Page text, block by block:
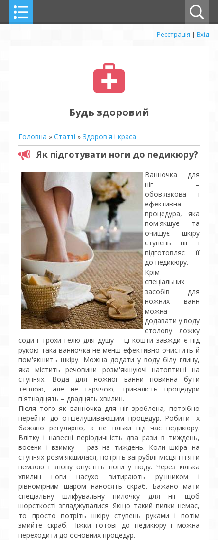
Реєстрація | Вхід
Будь здоровий
Головна » Статті » Здоров'я і краса
Як підготувати ноги до педикюру?
Ванночка для
ніг –
обов'язкова і
ефективна
процедура, яка
пом'якшує та
очищує шкіру
ступень ніг і
підготовляє її
до педикюру.
Крім
спеціальних
засобів для
ножних ванн
можна
додавати у воду
столову ложку
соди і трохи гелю для душу – ці кошти завжди є під
рукою така ванночка не менш ефективно очистить й
пом'якшить шкіру. Можна додати у воду білу глину,
яка містить речовини розм'якшуючі натоптиші на
ступнях. Вода для ножної ванни повинна бути
теплою, але не гарячою, тривалість процедури
п'ятнадцять – двадцять хвилин.
Після того як ванночка для ніг зроблена, потрібно
перейти до отшелушивающим процедур. Робити їх
бажано регулярно, а не тільки під час педикюру.
Влітку і навесні періодичність два рази в тиждень,
восени і взимку – раз на тиждень. Коли шкіра на
ступнях розм'якшилася, потріть загрубілі місця і п'яти
пемзою і знову опустіть ноги у воду. Через кілька
хвилин ноги насухо витирають рушником і
рівномірним шаром наносять скраб. Бажано мати
спеціальну шліфувальну пилочку для ніг щоб
шорсткості згладжувалися. Якщо такий пилки немає,
то просто потріть шкіру ступень руками і потім
змийте скраб. Ніжки готові до педикюру і можна
переходити до основних процедур.